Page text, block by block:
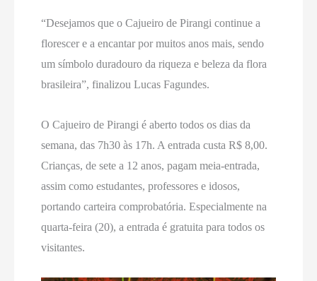
“Desejamos que o Cajueiro de Pirangi continue a
florescer e a encantar por muitos anos mais, sendo
um símbolo duradouro da riqueza e beleza da flora
brasileira”, finalizou Lucas Fagundes.
O Cajueiro de Pirangi é aberto todos os dias da
semana, das 7h30 às 17h. A entrada custa R$ 8,00.
Crianças, de sete a 12 anos, pagam meia-entrada,
assim como estudantes, professores e idosos,
portando carteira comprobatória. Especialmente na
quarta-feira (20), a entrada é gratuita para todos os
visitantes.